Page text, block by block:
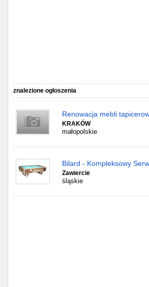
znalezione ogłoszenia
Renowacja mebli
KRAKÓW
małopolskie
Bilard - Kompleksowy
Zawiercie
śląskie
Częstochowa
Toruń
Sosnowiec
Opole